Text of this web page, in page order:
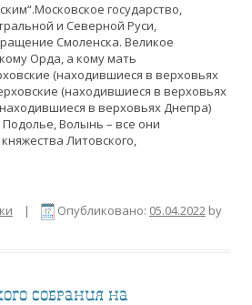
государство,
и Северной Руси,
Смоленска. Великое
Орда, а кому мать
(находившиеся в верховьях
(находившиеся в верховьях
в верховьях Днепра)
Волынь – все они
Литовского,
| Опубликовано: 05.04.2022 by
собрания на